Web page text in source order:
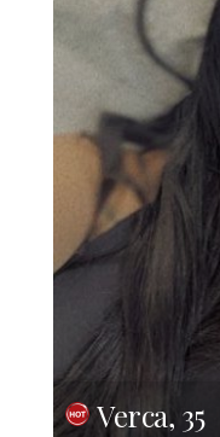
Verca, 35